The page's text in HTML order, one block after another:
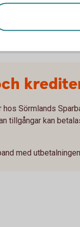
handlingarna.
Sörmlands
tillgångar kan
med